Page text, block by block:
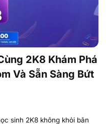
2K8 Khám Phá
Và Sẵn Sàng Bứt
sinh 2K8 không khỏi băn
để tiếp cận những chính